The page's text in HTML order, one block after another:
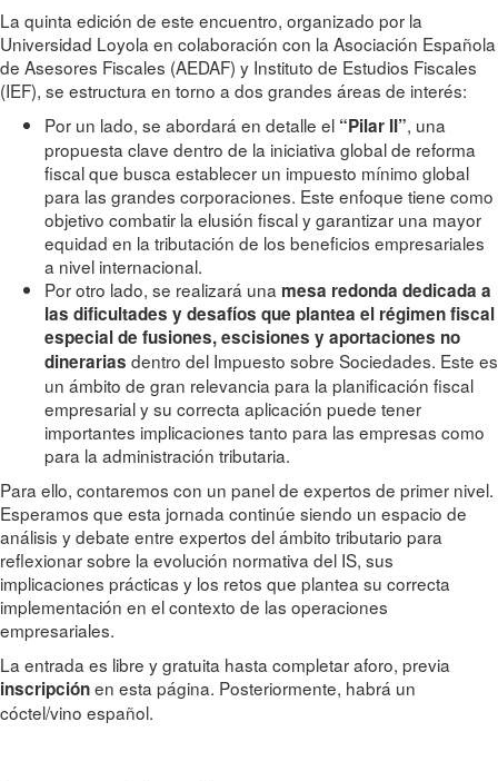
La quinta edición de este encuentro, organizado por la
Universidad Loyola en colaboración con la Asociación Española
de Asesores Fiscales (AEDAF) y Instituto de Estudios Fiscales
(IEF), se estructura en torno a dos grandes áreas de interés:
Por un lado, se abordará en detalle el “Pilar II”, una
propuesta clave dentro de la iniciativa global de reforma
fiscal que busca establecer un impuesto mínimo global
para las grandes corporaciones. Este enfoque tiene como
objetivo combatir la elusión fiscal y garantizar una mayor
equidad en la tributación de los beneficios empresariales
a nivel internacional.
Por otro lado, se realizará una mesa redonda dedicada a
las dificultades y desafíos que plantea el régimen fiscal
especial de fusiones, escisiones y aportaciones no
dinerarias dentro del Impuesto sobre Sociedades. Este es
un ámbito de gran relevancia para la planificación fiscal
empresarial y su correcta aplicación puede tener
importantes implicaciones tanto para las empresas como
para la administración tributaria.
Para ello, contaremos con un panel de expertos de primer nivel.
Esperamos que esta jornada continúe siendo un espacio de
análisis y debate entre expertos del ámbito tributario para
reflexionar sobre la evolución normativa del IS, sus
implicaciones prácticas y los retos que plantea su correcta
implementación en el contexto de las operaciones
empresariales.
La entrada es libre y gratuita hasta completar aforo, previa
inscripciónen esta página. Posteriormente, habrá un
cóctel/vino español.